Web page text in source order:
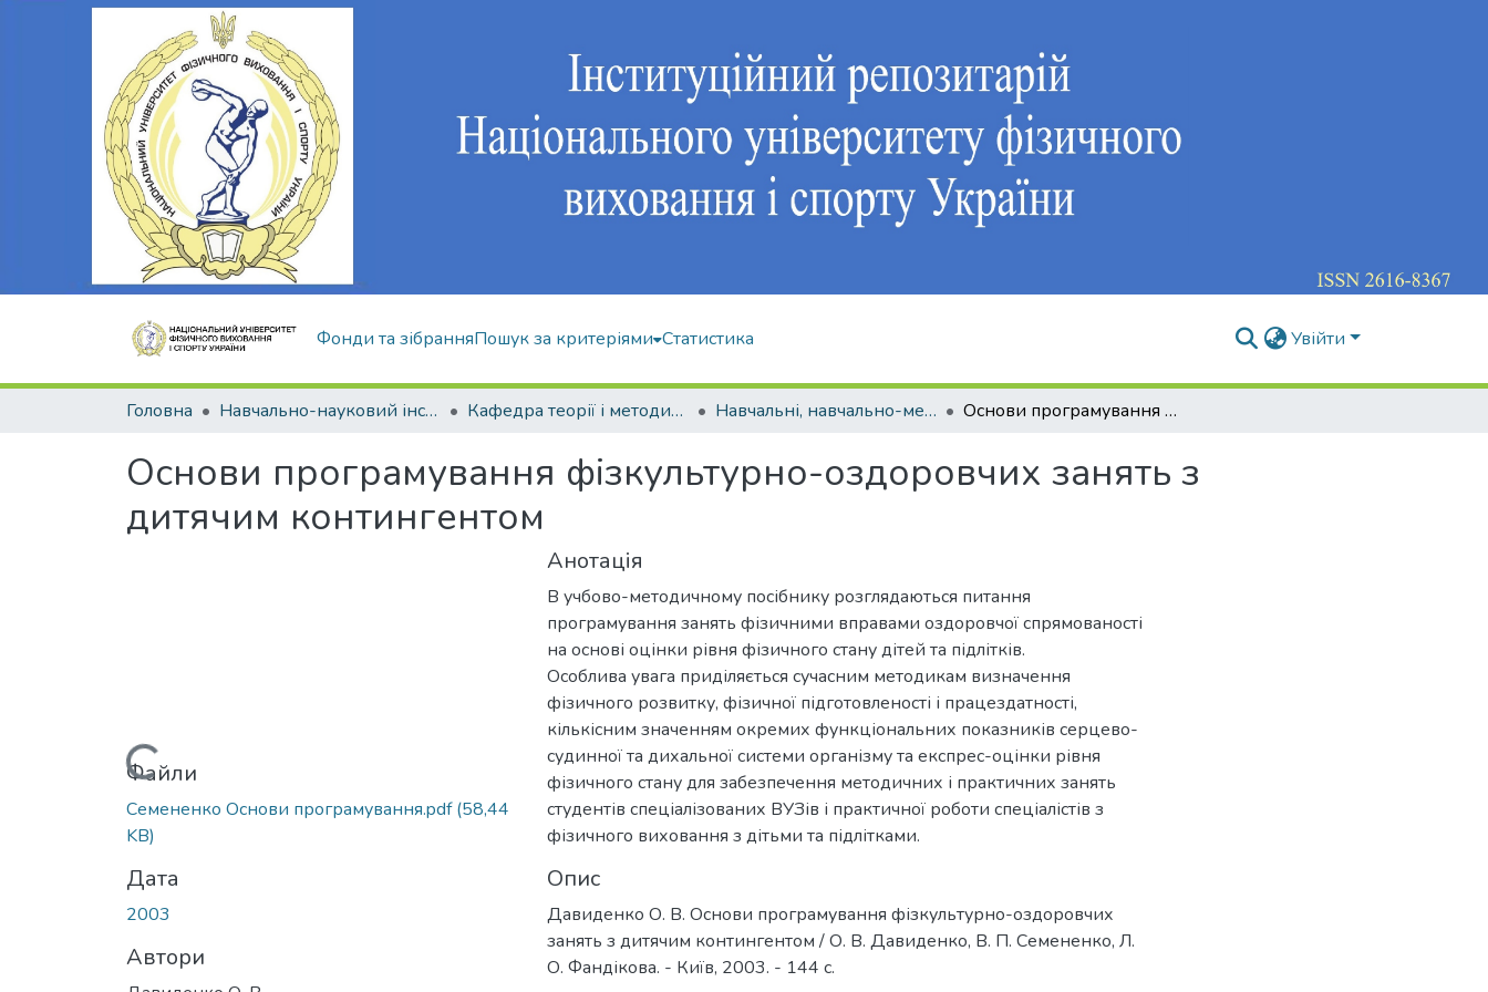
Фонди та зібранняПошук за критеріями Статистика Увійти
Головна Навчально-науковий інститут здоров'я, реабілітації та фізичного виховання Кафедра теорії і методики фізичного виховання Навчальні, навчально-методичні видання Основи програмування фізкультурно-оздоровчих занять з дитячим контингентом
Основи програмування фізкультурно-оздоровчих занять з
дитячим контингентом
Вантажиться...
Файли
Семененко Основи програмування.pdf(58,44
KB)
Дата
2003
Автори
Анотація
В учбово-методичному посібнику розглядаються питання
програмування занять фізичними вправами оздоровчої спрямованості
на основі оцінки рівня фізичного стану дітей та підлітків.
Особлива увага приділяється сучасним методикам визначення
фізичного розвитку, фізичної підготовленості і працездатності,
кількісним значенням окремих функціональних показників серцево-
судинної та дихальної системи організму та експрес-оцінки рівня
фізичного стану для забезпечення методичних і практичних занять
студентів спеціалізованих ВУЗів і практичної роботи спеціалістів з
фізичного виховання з дітьми та підлітками.
Опис
Давиденко О. В. Основи програмування фізкультурно-оздоровчих
занять з дитячим контингентом / О. В. Давиденко, В. П. Семененко, Л.
О. Фандікова. - Київ, 2003. - 144 с.